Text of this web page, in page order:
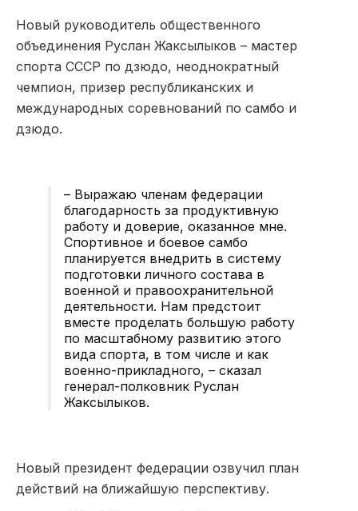
Новый руководитель общественного
объединения Руслан Жаксылыков – мастер
спорта СССР по дзюдо, неоднократный
чемпион, призер республиканских и
международных соревнований по самбо и
дзюдо.
– Выражаю членам федерации
благодарность за продуктивную
работу и доверие, оказанное мне.
Спортивное и боевое самбо
планируется внедрить в систему
подготовки личного состава в
военной и правоохранительной
деятельности. Нам предстоит
вместе проделать большую работу
по масштабному развитию этого
вида спорта, в том числе и как
военно-прикладного, – сказал
генерал-полковник Руслан
Жаксылыков.
Новый президент федерации озвучил план
действий на ближайшую перспективу.